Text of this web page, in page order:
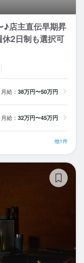
♪店主直伝早期昇
2日制も選択可
月給： 38万円〜50万円
月給： 32万円〜45万円
他1件